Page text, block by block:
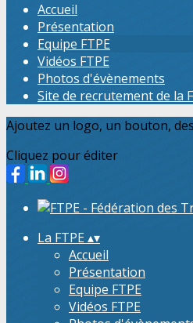
Accueil
Présentation
Equipe FTPE
Vidéos FTPE
Photos d'évènements
Site de recrutement de la
Ajoutez un logo, un bouton,
Cliquez pour éditer
La FTPE▴▾
Accueil
Présentation
Equipe FTPE
Vidéos FTPE